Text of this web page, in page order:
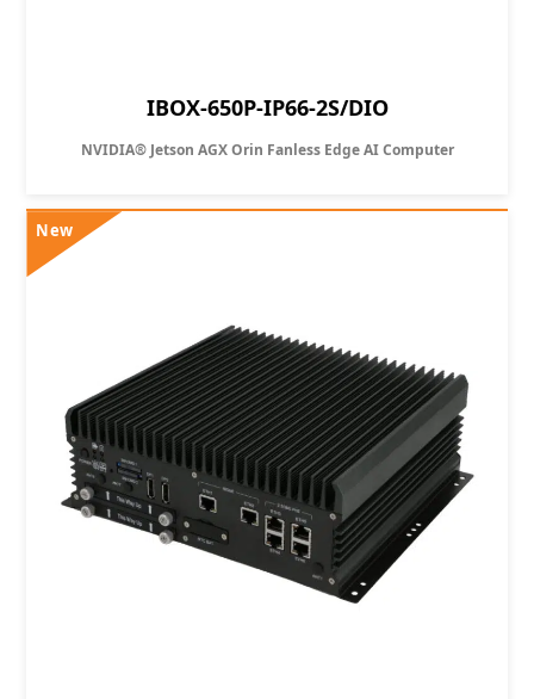
IBOX-650P-IP66-2S/DIO
NVIDIA® Jetson AGX Orin Fanless Edge AI Computer
New